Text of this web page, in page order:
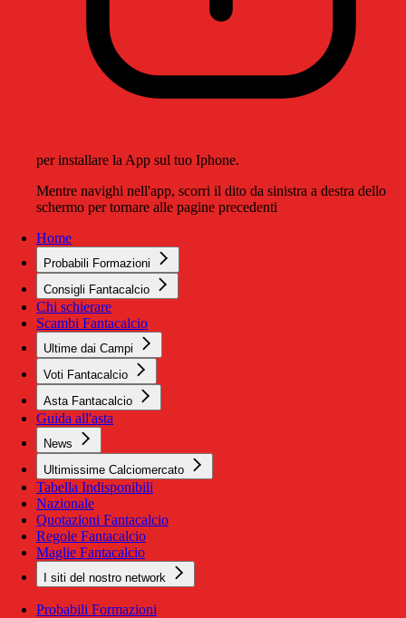
per installare la App sul tuo Iphone.
Mentre navighi nell'app, scorri il dito da sinistra a destra dello
schermo per tornare alle pagine precedenti
Home
Probabili Formazioni
Consigli Fantacalcio
Chi schierare
Scambi Fantacalcio
Ultime dai Campi
Voti Fantacalcio
Asta Fantacalcio
Guida all'asta
News
Ultimissime Calciomercato
Tabella Indisponibili
Nazionale
Quotazioni Fantacalcio
Regole Fantacalcio
Maglie Fantacalcio
I siti del nostro network
Probabili Formazioni